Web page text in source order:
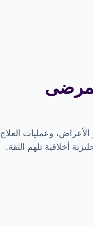
الأعراض، وعمليات العلاج
أخلاقية تلهم الثقة.